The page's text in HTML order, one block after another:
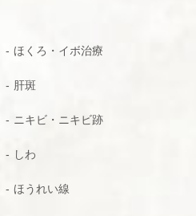
ほくろ・イボ治療
肝斑
ニキビ・ニキビ跡
しわ
ほうれい線